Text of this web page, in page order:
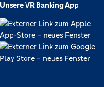
Unsere VR Banking App